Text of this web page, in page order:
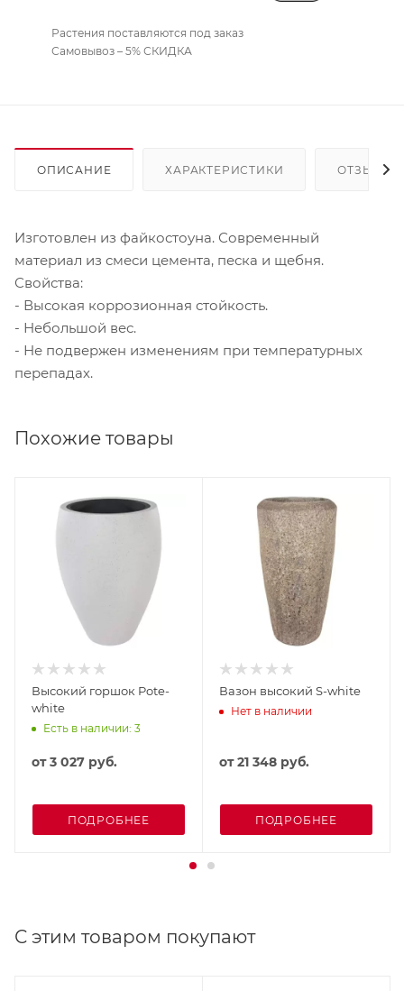
Растения поставляются под заказ
Самовывоз – 5% СКИДКА
ОПИСАНИЕ ХАРАКТЕРИСТИКИ ОТЗЫВЫ
Изготовлен из файкостоуна. Современный
материал из смеси цемента, песка и щебня.
Свойства:
- Высокая коррозионная стойкость.
- Небольшой вес.
- Не подвержен изменениям при температурных
перепадах.
Похожие товары
Высокий горшок Pote-
white
Есть в наличии: 3
от3 027 руб.
ПОДРОБНЕЕ
Вазон высокий S-white
Нет в наличии
от21 348 руб.
ПОДРОБНЕЕ
С этим товаром покупают